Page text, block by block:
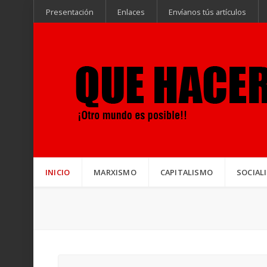
Presentación Enlaces Envíanos tús artículos
INICIO MARXISMO CAPITALISMO